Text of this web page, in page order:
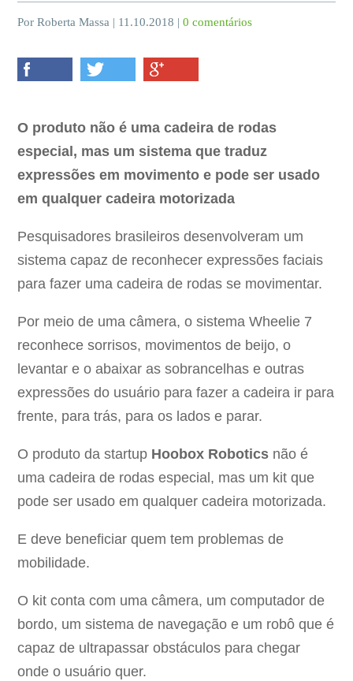
Por Roberta Massa | 11.10.2018 |0 comentários
O produto não é uma cadeira de rodas
especial, mas um sistema que traduz
expressões em movimento e pode ser usado
em qualquer cadeira motorizada
Pesquisadores brasileiros desenvolveram um
sistema capaz de reconhecer expressões faciais
para fazer uma cadeira de rodas se movimentar.
Por meio de uma câmera, o sistema Wheelie 7
reconhece sorrisos, movimentos de beijo, o
levantar e o abaixar as sobrancelhas e outras
expressões do usuário para fazer a cadeira ir para
frente, para trás, para os lados e parar.
O produto da startup Hoobox Robotics não é
uma cadeira de rodas especial, mas um kit que
pode ser usado em qualquer cadeira motorizada.
E deve beneficiar quem tem problemas de
mobilidade.
O kit conta com uma câmera, um computador de
bordo, um sistema de navegação e um robô que é
capaz de ultrapassar obstáculos para chegar
onde o usuário quer.